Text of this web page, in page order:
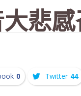
悲
0 Twitter 44